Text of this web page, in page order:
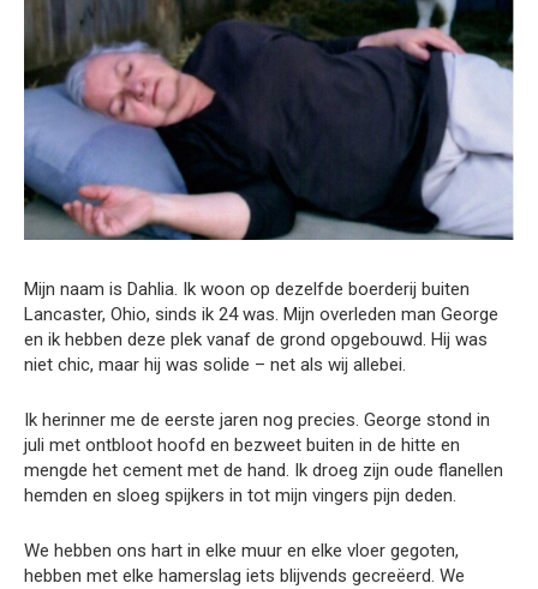
Mijn naam is Dahlia. Ik woon op dezelfde boerderij buiten
Lancaster, Ohio, sinds ik 24 was. Mijn overleden man George
en ik hebben deze plek vanaf de grond opgebouwd. Hij was
niet chic, maar hij was solide – net als wij allebei.
Ik herinner me de eerste jaren nog precies. George stond in
juli met ontbloot hoofd en bezweet buiten in de hitte en
mengde het cement met de hand. Ik droeg zijn oude flanellen
hemden en sloeg spijkers in tot mijn vingers pijn deden.
We hebben ons hart in elke muur en elke vloer gegoten,
hebben met elke hamerslag iets blijvends gecreëerd. We